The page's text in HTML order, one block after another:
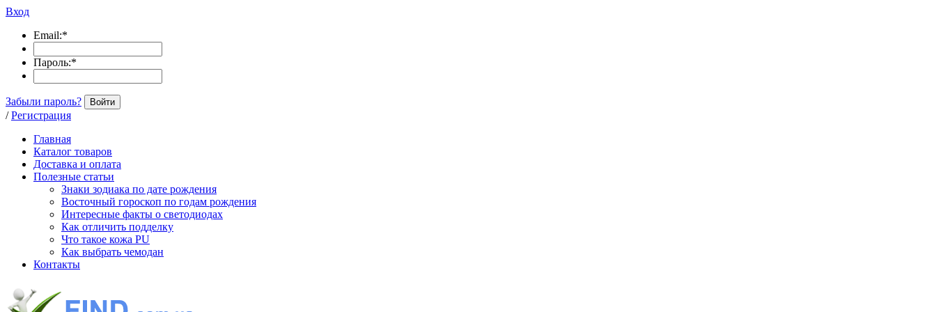
Вход
Email:*
Пароль:*
Забыли пароль? Войти
/ Регистрация
Главная
Каталог товаров
Доставка и оплата
Полезные статьи
Знаки зодиака по дате рождения
Восточный гороскоп по годам рождения
Интересные факты о светодиодах
Как отличить подделку
Что такое кожа PU
Как выбрать чемодан
Контакты